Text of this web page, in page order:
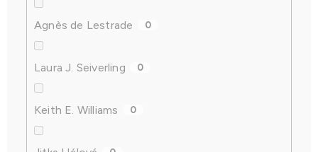
Agnès de Lestrade 0
Laura J. Seiverling 0
Keith E. Williams 0